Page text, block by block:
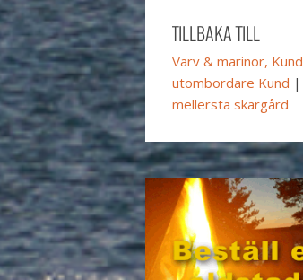
TILLBAKA TILL
Varv & marinor, Kund
utombordare Kund |
mellersta skärgård